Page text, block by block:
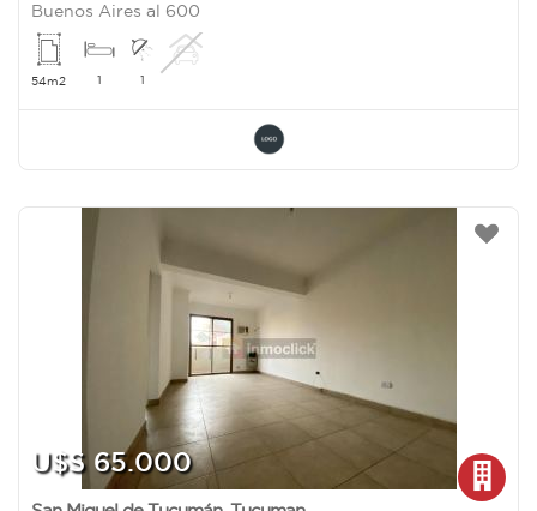
Buenos Aires al 600
54m2 1 1
U$S 65.000